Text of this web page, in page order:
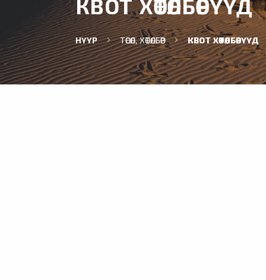
КВОТ ХӨТӨЛБӨРҮҮД
НҮҮР ТӨСӨЛ, ХӨТӨЛБӨР КВОТ ХӨТӨЛБӨРҮҮД